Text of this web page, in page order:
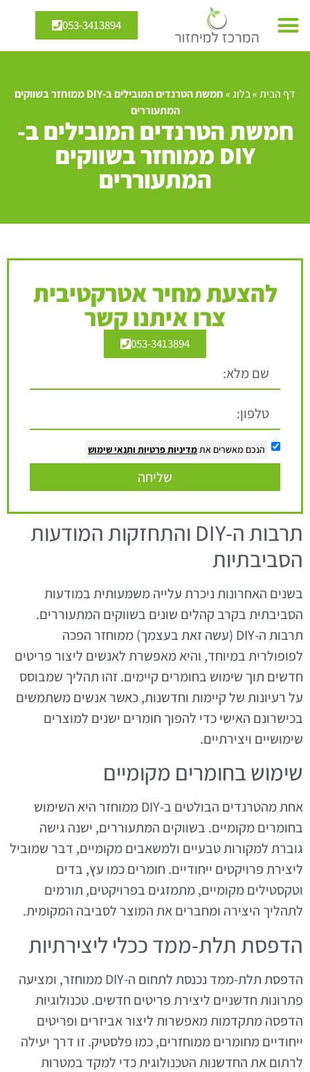
053-3413894
דף הבית»בלוג»
חמשת הטרנדים המובילים ב-DIY ממוחזר בשווקים
המתעוררים
חמשת הטרנדים המובילים ב-
DIY ממוחזר בשווקים
המתעוררים
להצעת מחיר אטרקטיבית
צרו איתנו קשר
053-3413894
הנכם מאשרים את מדיניות פרטיות ותנאי שימוש
שליחה
תרבות ה-DIY והתחזקות המודעות
הסביבתיות
בשנים האחרונות ניכרת עלייה משמעותית במודעות
הסביבתית בקרב קהלים שונים בשווקים המתעוררים.
תרבות ה-DIY (עשה זאת בעצמך) ממוחזר הפכה
לפופולרית במיוחד, והיא מאפשרת לאנשים ליצור פריטים
חדשים תוך שימוש בחומרים קיימים. זהו תהליך שמבוסס
על רעיונות של קיימות וחדשנות, כאשר אנשים משתמשים
בכישרונם האישי כדי להפוך חומרים ישנים למוצרים
שימושיים ויצירתיים.
שימוש בחומרים מקומיים
אחת מהטרנדים הבולטים ב-DIY ממוחזר היא השימוש
בחומרים מקומיים. בשווקים המתעוררים, ישנה גישה
גוברת למקורות טבעיים ולמשאבים מקומיים, דבר שמוביל
ליצירת פרויקטים ייחודיים. חומרים כמו עץ, בדים
וטקסטילים מקומיים, מתמזגים בפרויקטים, תורמים
לתהליך היצירה ומחברים את המוצר לסביבה המקומית.
הדפסת תלת-ממד ככלי ליצירתיות
הדפסת תלת-ממד נכנסת לתחום ה-DIY ממוחזר, ומציעה
פתרונות חדשניים ליצירת פריטים חדשים. טכנולוגיות
הדפסה מתקדמות מאפשרות ליצור אביזרים ופריטים
ייחודיים מחומרים ממוחזרים, כמו פלסטיק. זו דרך יעילה
לרתום את החדשנות הטכנולוגית כדי למקד במטרות